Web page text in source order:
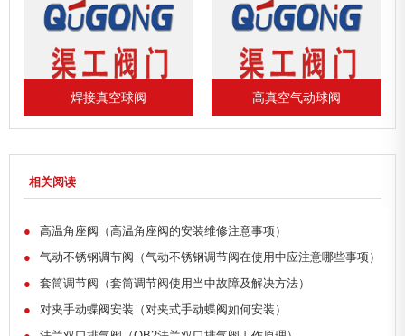
高真空气动球阀 gud电动真空球阀
相关阅读
●
高温角座阀（高温角座阀的安装维修注意事项）
●
气动不锈钢调节阀（气动不锈钢调节阀在使用中应注意哪些事项）
●
套筒调节阀（套筒调节阀使用当中故障及解决方法）
●
对夹手动蝶阀安装（对夹式手动蝶阀如何安装）